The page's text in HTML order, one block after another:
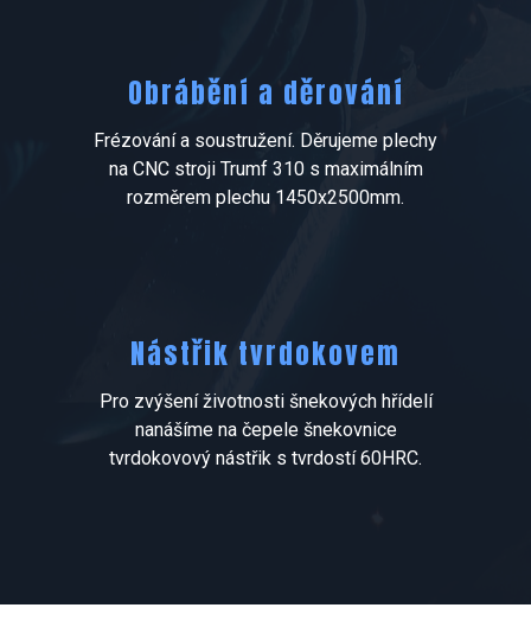
Obrábění a děrování
Frézování a soustružení. Děrujeme plechy
na CNC stroji Trumf 310 s maximálním
rozměrem plechu 1450x2500mm.
Nástřik tvrdokovem
Pro zvýšení životnosti šnekových hřídelí
nanášíme na čepele šnekovnice
tvrdokovový nástřik s tvrdostí 60HRC.